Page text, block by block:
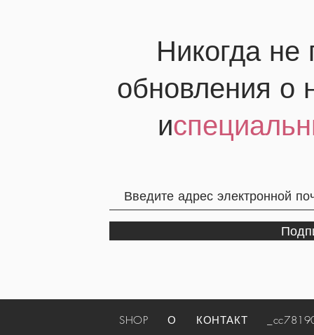
Никогда не
обновления о
и
SHOP О КОНТАКТ